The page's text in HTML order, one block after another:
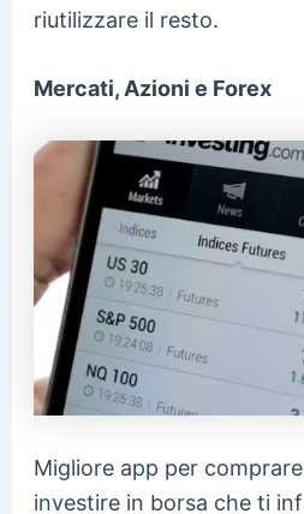
riutilizzare il resto.
Mercati, Azioni e Forex
Migliore app per
investire in borsa che ti